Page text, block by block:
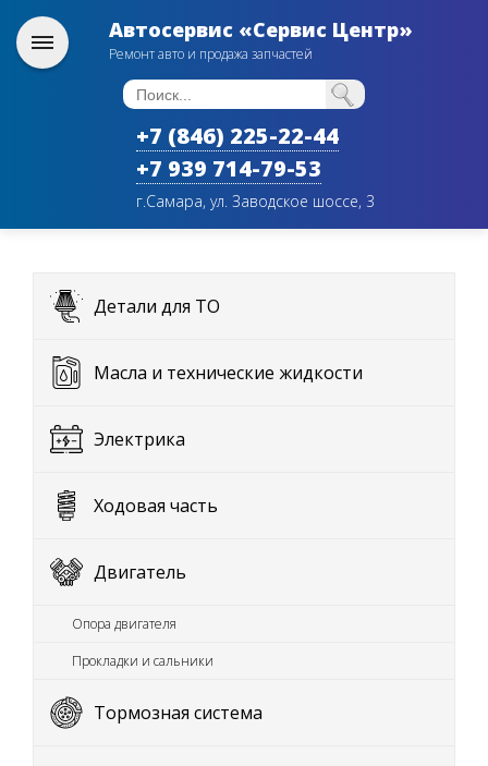
Автосервис «Сервис Центр»
Ремонт авто и продажа запчастей
+7 (846) 225-22-44
+7 939 714-79-53
г.Самара, ул. Заводское шоссе, 3
Детали для ТО
Масла и технические жидкости
Электрика
Ходовая часть
Двигатель
Опора двигателя
Прокладки и сальники
Тормозная система